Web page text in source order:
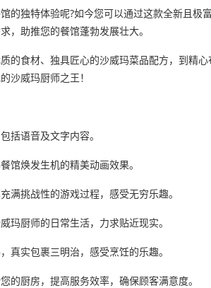
的独特体验呢?如今您可以通过这款全新且
，助推您的餐馆蓬勃发展壮大。
的食材、独具匠心的沙威玛菜品配方，到精
沙威玛厨师之王！
括语音及文字内容。
馆焕发生机的精美动画效果。
满挑战性的游戏过程，感受无穷乐趣。
玛厨师的日常生活，力求贴近现实。
真实包裹三明治，感受烹饪的乐趣。
的厨房，提高服务效率，确保顾客满意度。